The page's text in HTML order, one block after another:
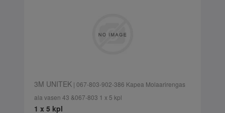
3M UNITEK| 067-803-902-386 Kapea Molaarirengas
ala vasen 43 &067-803 1 x 5 kpl
1 x 5 kpl